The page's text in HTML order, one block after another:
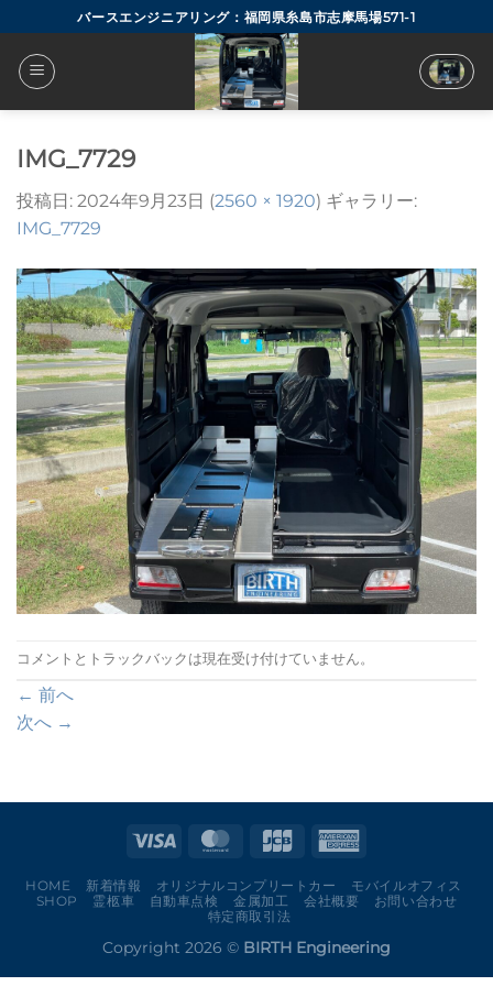
to
content
バースエンジニアリング：福岡県糸島市志摩馬場571-1
IMG_7729
投稿日: 2024年9月23日 (2560 × 1920) ギャラリー:
IMG_7729
コメントとトラックバックは現在受け付けていません。
← 前へ
次へ →
HOME 新着情報 オリジナルコンプリートカー
モバイルオフィス
SHOP
霊柩車 自動車点検 金属加工 会社概要
お問い合わせ
特定商取引法
Copyright 2026 © BIRTH Engineering